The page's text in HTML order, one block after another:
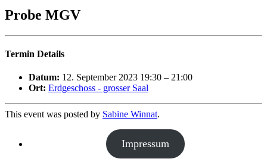
Probe MGV
Termin Details
Datum: 12. September 2023 19:30 – 21:00
Ort: Erdgeschoss - grosser Saal
This event was posted by Sabine Winnat.
Impressum